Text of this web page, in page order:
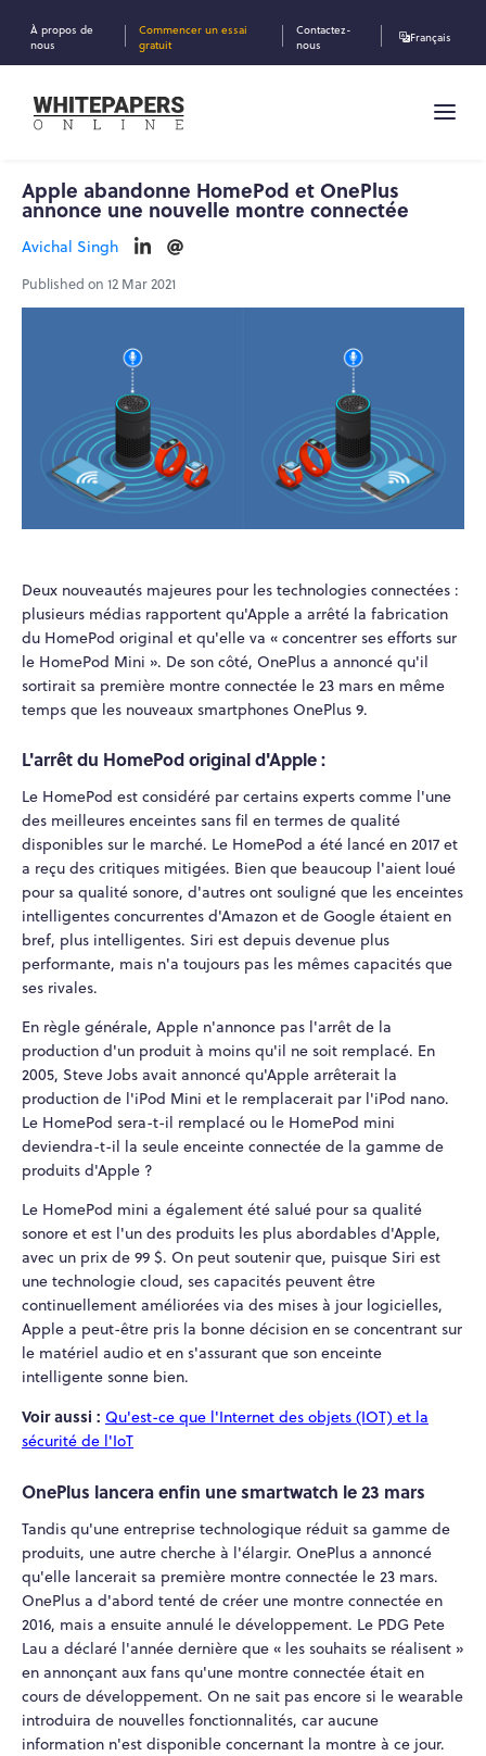
À propos de
nous
Commencer un essai
gratuit
Contactez-
nous
Français
Apple abandonne HomePod et OnePlus
annonce une nouvelle montre connectée
Avichal Singh
Published on 12 Mar 2021
Deux nouveautés majeures pour les technologies connectées :
plusieurs médias rapportent qu'Apple a arrêté la fabrication
du HomePod original et qu'elle va « concentrer ses efforts sur
le HomePod Mini ». De son côté, OnePlus a annoncé qu'il
sortirait sa première montre connectée le 23 mars en même
temps que les nouveaux smartphones OnePlus 9.
L'arrêt du HomePod original d'Apple :
Le HomePod est considéré par certains experts comme l'une
des meilleures enceintes sans fil en termes de qualité
disponibles sur le marché. Le HomePod a été lancé en 2017 et
a reçu des critiques mitigées. Bien que beaucoup l'aient loué
pour sa qualité sonore, d'autres ont souligné que les enceintes
intelligentes concurrentes d'Amazon et de Google étaient en
bref, plus intelligentes. Siri est depuis devenue plus
performante, mais n'a toujours pas les mêmes capacités que
ses rivales.
En règle générale, Apple n'annonce pas l'arrêt de la
production d'un produit à moins qu'il ne soit remplacé. En
2005, Steve Jobs avait annoncé qu'Apple arrêterait la
production de l'iPod Mini et le remplacerait par l'iPod nano.
Le HomePod sera-t-il remplacé ou le HomePod mini
deviendra-t-il la seule enceinte connectée de la gamme de
produits d'Apple ?
Le HomePod mini a également été salué pour sa qualité
sonore et est l'un des produits les plus abordables d'Apple,
avec un prix de 99 $. On peut soutenir que, puisque Siri est
une technologie cloud, ses capacités peuvent être
continuellement améliorées via des mises à jour logicielles,
Apple a peut-être pris la bonne décision en se concentrant sur
le matériel audio et en s'assurant que son enceinte
intelligente sonne bien.
Voir aussi : Qu'est-ce que l'Internet des objets (IOT) et la
sécurité de l'IoT
OnePlus lancera enfin une smartwatch le 23 mars
Tandis qu'une entreprise technologique réduit sa gamme de
produits, une autre cherche à l'élargir. OnePlus a annoncé
qu'elle lancerait sa première montre connectée le 23 mars.
OnePlus a d'abord tenté de créer une montre connectée en
2016, mais a ensuite annulé le développement. Le PDG Pete
Lau a déclaré l'année dernière que « les souhaits se réalisent »
en annonçant aux fans qu'une montre connectée était en
cours de développement. On ne sait pas encore si le wearable
introduira de nouvelles fonctionnalités, car aucune
information n'est disponible concernant la montre à ce jour.